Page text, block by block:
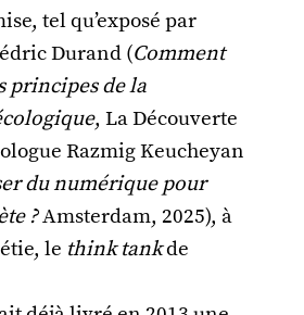
tel qu’exposé par
Durand (Comment
principes de la
, La Découverte
Razmig Keucheyan
du numérique pour
?Amsterdam, 2025), à
le think tankde